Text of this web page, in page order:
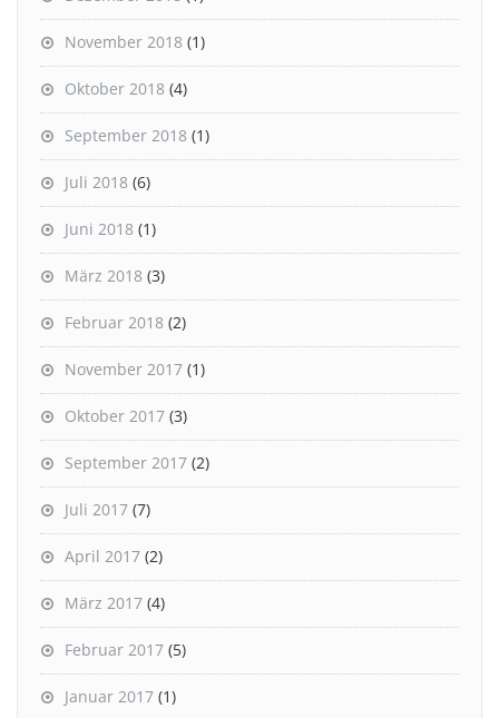
November 2018 (1)
Oktober 2018 (4)
September 2018 (1)
Juli 2018 (6)
Juni 2018 (1)
März 2018 (3)
Februar 2018 (2)
November 2017 (1)
Oktober 2017 (3)
September 2017 (2)
Juli 2017 (7)
April 2017 (2)
März 2017 (4)
Februar 2017 (5)
Januar 2017 (1)